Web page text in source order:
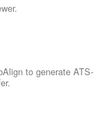
to generate ATS-